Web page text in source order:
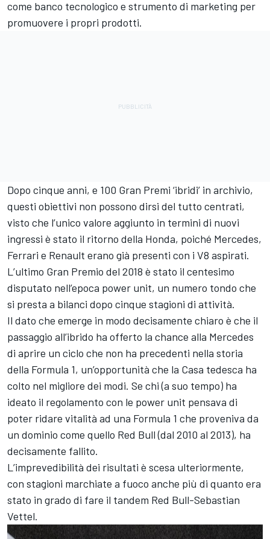
come banco tecnologico e strumento di marketing per
promuovere i propri prodotti.
Dopo cinque anni, e 100 Gran Premi ‘ibridi’ in archivio,
questi obiettivi non possono dirsi del tutto centrati,
visto che l’unico valore aggiunto in termini di nuovi
ingressi è stato il ritorno della Honda, poiché Mercedes,
Ferrari e Renault erano già presenti con i V8 aspirati.
L’ultimo Gran Premio del 2018 è stato il centesimo
disputato nell’epoca power unit, un numero tondo che
si presta a bilanci dopo cinque stagioni di attività.
Il dato che emerge in modo decisamente chiaro è che il
passaggio all’ibrido ha offerto la chance alla Mercedes
di aprire un ciclo che non ha precedenti nella storia
della Formula 1, un’opportunità che la Casa tedesca ha
colto nel migliore dei modi. Se chi (a suo tempo) ha
ideato il regolamento con le power unit pensava di
poter ridare vitalità ad una Formula 1 che proveniva da
un dominio come quello Red Bull (dal 2010 al 2013), ha
decisamente fallito.
L’imprevedibilità dei risultati è scesa ulteriormente,
con stagioni marchiate a fuoco anche più di quanto era
stato in grado di fare il tandem Red Bull-Sebastian
Vettel.